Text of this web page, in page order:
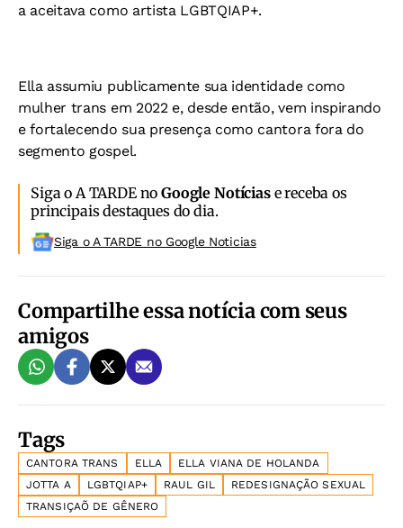
a aceitava como artista LGBTQIAP+.
Ella assumiu publicamente sua identidade como
mulher trans em 2022 e, desde então, vem inspirando
e fortalecendo sua presença como cantora fora do
segmento gospel.
Siga o A TARDE noGoogle Notíciase receba os
principais destaques do dia.
Siga o A TARDE no Google Noticias
Compartilhe essa notícia com seus
amigos
Tags
CANTORA TRANS ELLA
ELLA VIANA DE HOLANDA
JOTTA A
LGBTQIAP+ RAUL GIL
REDESIGNAÇÃO SEXUAL
TRANSIÇAÕ DE GÊNERO